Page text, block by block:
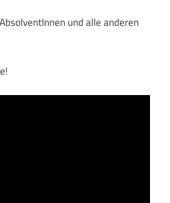
und alle anderen